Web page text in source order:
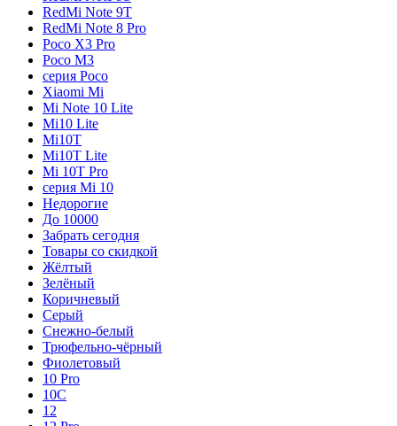
RedMi Note 9T
RedMi Note 8 Pro
Poco X3 Pro
Poco M3
серия Poco
Xiaomi Mi
Mi Note 10 Lite
Mi10 Lite
Mi10T
Mi10T Lite
Mi 10T Pro
серия Mi 10
Недорогие
До 10000
Забрать сегодня
Товары со скидкой
Жёлтый
Зелёный
Коричневый
Серый
Снежно-белый
Трюфельно-чёрный
Фиолетовый
10 Pro
10C
12